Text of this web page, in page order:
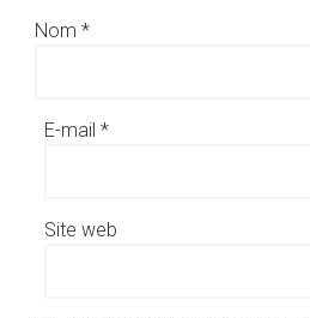
Nom *
E-mail *
Site web